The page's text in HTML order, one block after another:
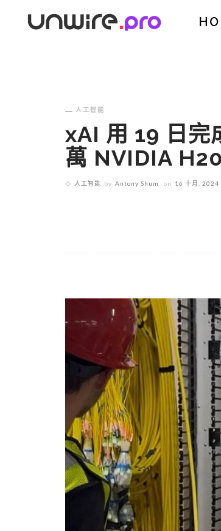
人工智能
xAI 用 19 日
萬 NVIDIA
人工智能 by Antony Shum on 16 十月, 2024